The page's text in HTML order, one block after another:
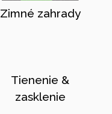
Zimné zahrady
Tienenie &
zasklenie